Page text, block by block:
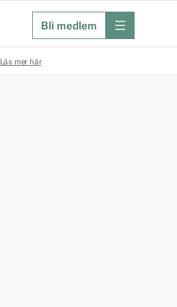
Bli medlem meny
Läs mer här